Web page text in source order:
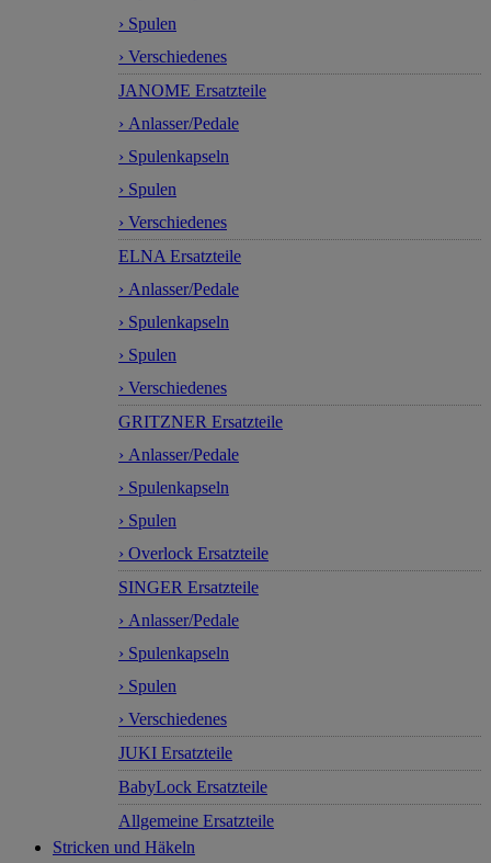
› Spulen
› Verschiedenes
JANOME Ersatzteile
› Anlasser/Pedale
› Spulenkapseln
› Spulen
› Verschiedenes
ELNA Ersatzteile
› Anlasser/Pedale
› Spulenkapseln
› Spulen
› Verschiedenes
GRITZNER Ersatzteile
› Anlasser/Pedale
› Spulenkapseln
› Spulen
› Overlock Ersatzteile
SINGER Ersatzteile
› Anlasser/Pedale
› Spulenkapseln
› Spulen
› Verschiedenes
JUKI Ersatzteile
BabyLock Ersatzteile
Allgemeine Ersatzteile
Stricken und Häkeln